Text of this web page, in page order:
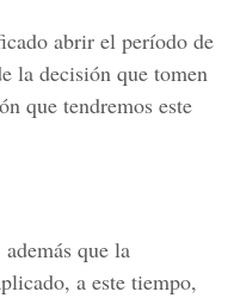
abrir el período de
la decisión que tomen
que tendremos este
que la
a este tiempo,